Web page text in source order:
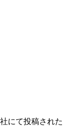
にて投稿された